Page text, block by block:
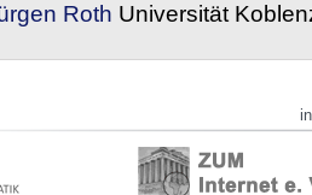
Roth Universität